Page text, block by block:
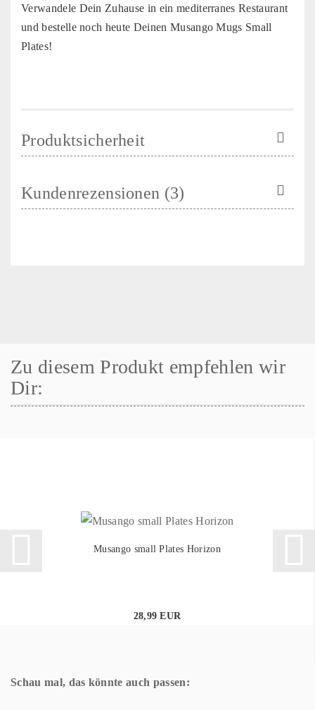
Verwandele Dein Zuhause in ein mediterranes Restaurant
und bestelle noch heute Deinen Musango Mugs Small
Plates!
Produktsicherheit
Kundenrezensionen (3)
Zu diesem Produkt empfehlen wir
Dir:
Musango small Plates Horizon
28,99 EUR
Schau mal, das könnte auch passen: